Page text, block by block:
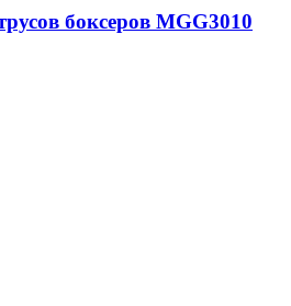
боксеров MGG3010